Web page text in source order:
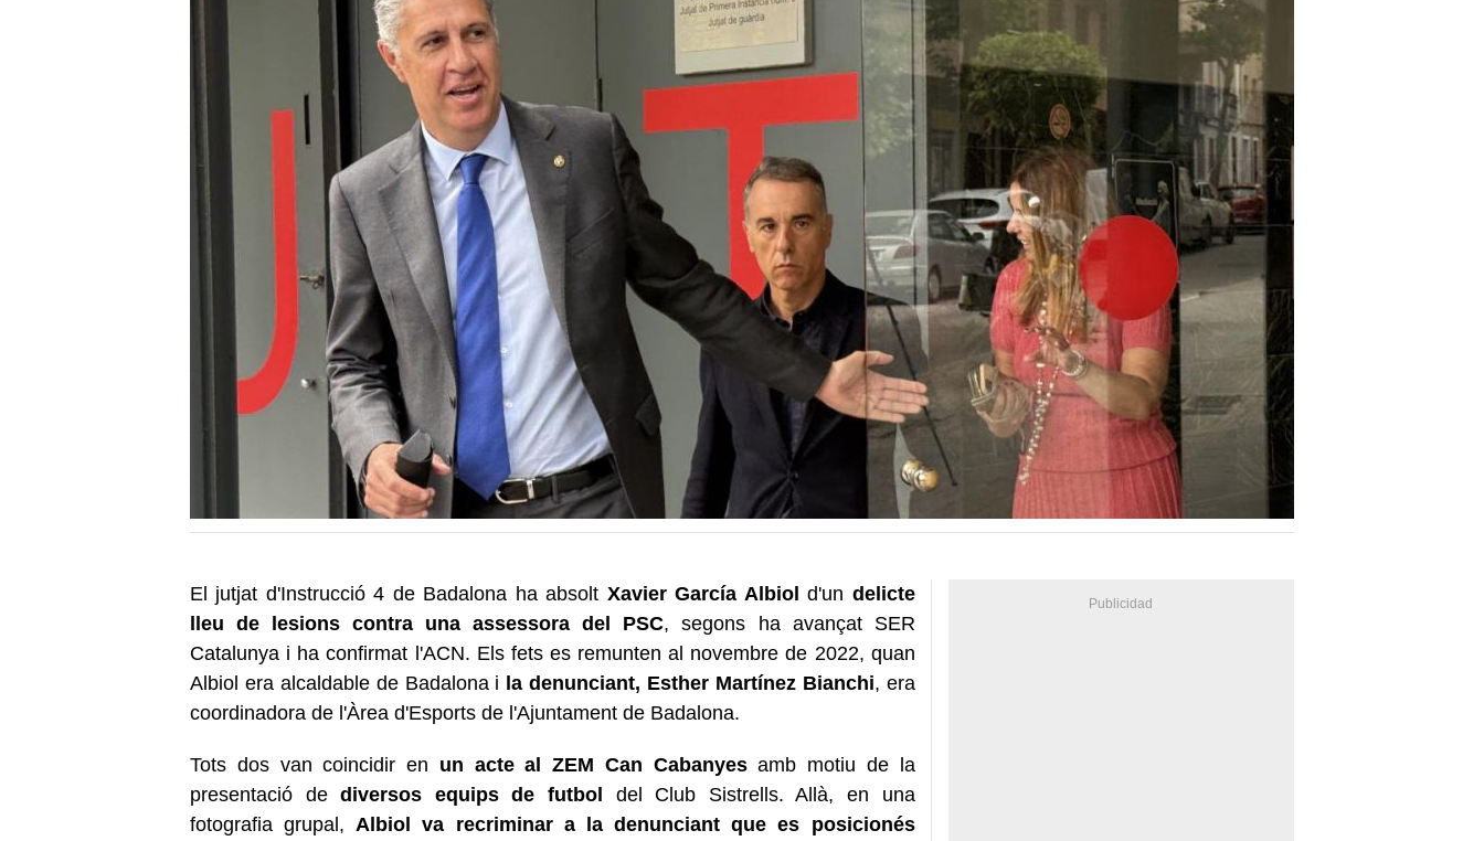
El jutjat d'Instrucció 4 de Badalona ha absolt Xavier García Albiol d'un delicte
lleu de lesions contra una assessora del PSC, segons ha avançat SER
Catalunya i ha confirmat l'ACN. Els fets es remunten al novembre de 2022, quan
Albiol era alcaldable de Badalona i la denunciant, Esther Martínez Bianchi, era
coordinadora de l'Àrea d'Esports de l'Ajuntament de Badalona.
Tots dos van coincidir en un acte al ZEM Can Cabanyesamb motiu de la
presentació dediversos equips de futbol del Club Sistrells. Allà, en una
fotografia grupal, Albiol va recriminar a la denunciant que es posicionés